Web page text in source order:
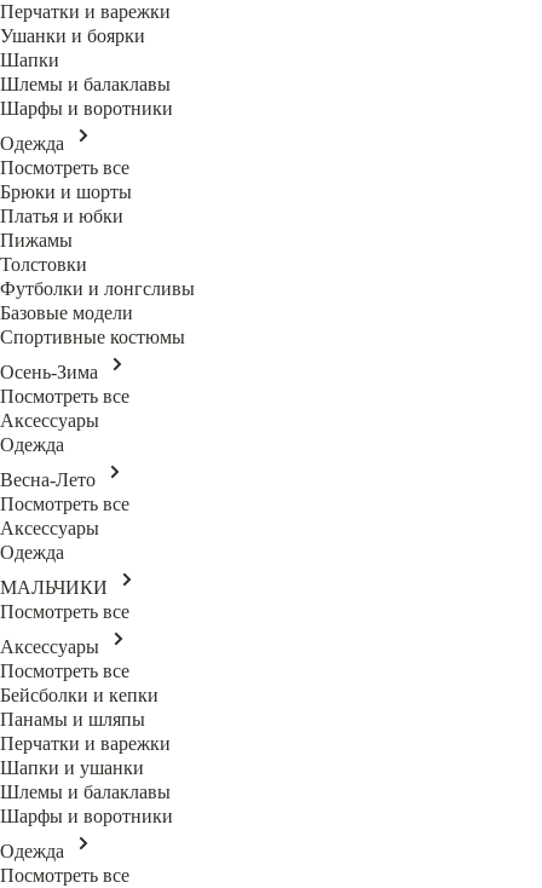
Перчатки и варежки
Ушанки и боярки
Шапки
Шлемы и балаклавы
Шарфы и воротники
Одежда
Посмотреть все
Брюки и шорты
Платья и юбки
Пижамы
Толстовки
Футболки и лонгсливы
Базовые модели
Спортивные костюмы
Осень-Зима
Посмотреть все
Аксессуары
Одежда
Весна-Лето
Посмотреть все
Аксессуары
Одежда
МАЛЬЧИКИ
Посмотреть все
Аксессуары
Посмотреть все
Бейсболки и кепки
Панамы и шляпы
Перчатки и варежки
Шапки и ушанки
Шлемы и балаклавы
Шарфы и воротники
Одежда
Посмотреть все